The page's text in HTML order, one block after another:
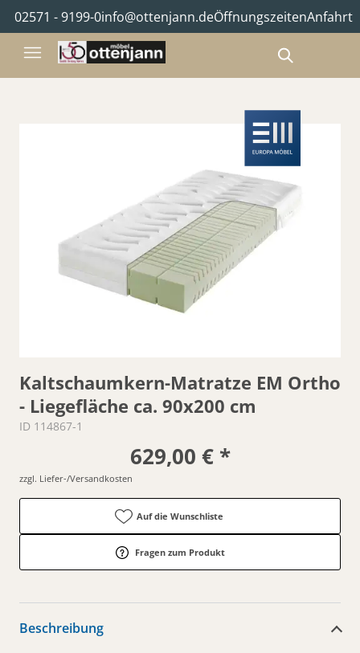
02571 - 9199-0info@ottenjann.deÖffnungszeitenAnfahrt
Kaltschaumkern-Matratze EM Ortho
- Liegefläche ca. 90x200 cm
ID 114867-1
629,00 € *
zzgl. Liefer-/Versandkosten
Auf die Wunschliste
Fragen zum Produkt
Beschreibung